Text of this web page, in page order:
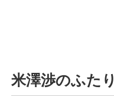
米澤渉のふた